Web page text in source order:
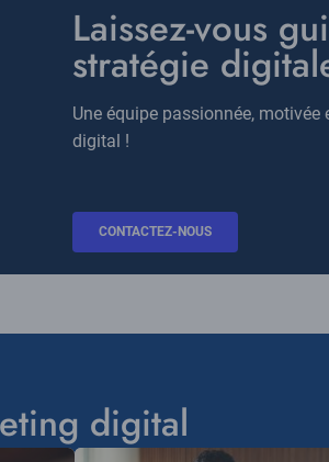
Titre
Laissez-vous
stratégie
Description
Une équipe passionnée,
digital !
BOUTON
CONTACTEZ-NOUS
digital